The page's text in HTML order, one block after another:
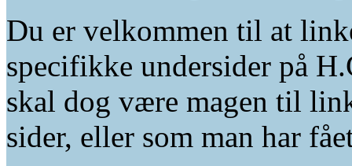
Du er velkommen til at
specifikke undersider på
skal dog være magen til
sider, eller som man har